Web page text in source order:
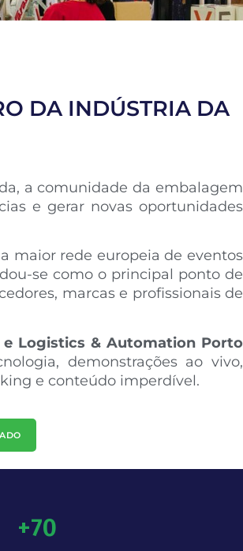
DA INDÚSTRIA DA
a comunidade da embalagem
e gerar novas oportunidades
maior rede europeia de eventos
se como o principal ponto de
marcas e profissionais de
e Logistics & Automation Porto
demonstrações ao vivo,
e conteúdo imperdível.
+70